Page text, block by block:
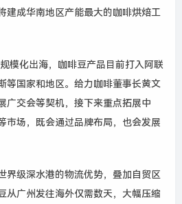
建成华南地区产能最大的咖啡烘焙工
模化出海，咖啡豆产品目前打入阿联
等国家和地区。给力咖啡董事长黄文
广交会等契机，接下来重点拓展中
市场，既会通过品牌布局，也会发展
界级深水港的物流优势，叠加自贸区
从广州发往海外仅需数天，大幅压缩